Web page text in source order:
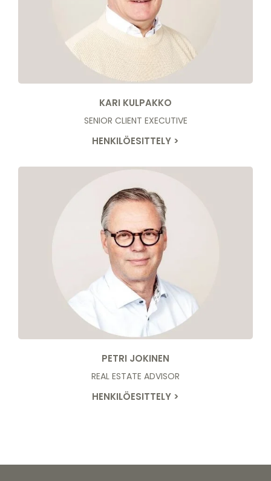
KARI KULPAKKO
SENIOR CLIENT EXECUTIVE
HENKILÖESITTELY >
PETRI JOKINEN
REAL ESTATE ADVISOR
HENKILÖESITTELY >